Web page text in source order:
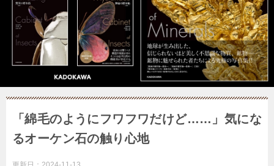
「綿毛のようにフワフワだけど……」気にな
るオーケン石の触り心地